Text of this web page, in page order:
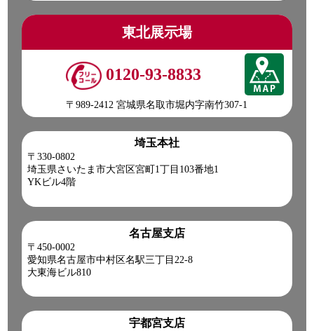
東北展示場
0120-93-8833
〒989-2412 宮城県名取市堀内字南竹307-1
埼玉本社
〒330-0802
埼玉県さいたま市大宮区宮町1丁目103番地1
YKビル4階
名古屋支店
〒450-0002
愛知県名古屋市中村区名駅三丁目22-8
大東海ビル810
宇都宮支店